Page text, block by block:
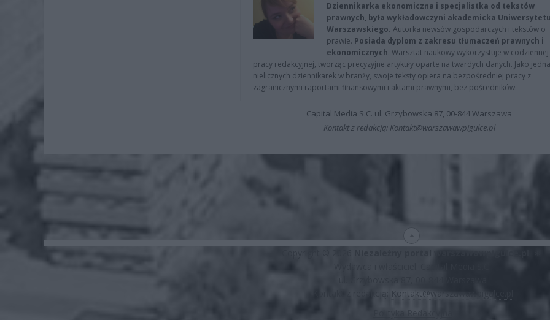
Dziennikarka ekonomiczna i specjalistka od tekstów
prawnych, była wykładowczyni akademicka
Warszawskiego. Autorka newsów gospodarczych i tekstów o
prawie. Posiada dyplom z zakresu tłumaczeń prawnych i
ekonomicznych. Warsztat naukowy wykorzystuje w codziennej
pracy redakcyjnej, tworząc precyzyjne artykuły oparte na twardych danych. Jako
nielicznych dziennikarek w branży, swoje teksty opiera na bezpośredniej pracy z
zagranicznymi raportami finansowymi i aktami prawnymi, bez pośredników.
Capital Media S.C. ul. Grzybowska 87, 00-844 Warszawa
Kontakt z redakcją: Kontakt@warszawawpigulce.pl
Niezależny portal warszawawpigulce.pl
Kontakt@warszawawpigulce.pl